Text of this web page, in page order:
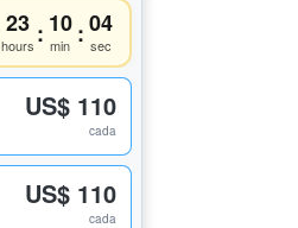
23
hours : 10
min :04
sec
US$ 110
cada
US$ 110
cada